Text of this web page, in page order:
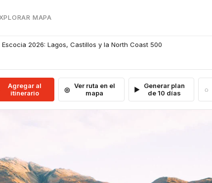
MAPA
2026: Lagos, Castillos y la North Coast 500
Agregar al
itinerario
Ver ruta en el
mapa
Generar plan
de 10 días